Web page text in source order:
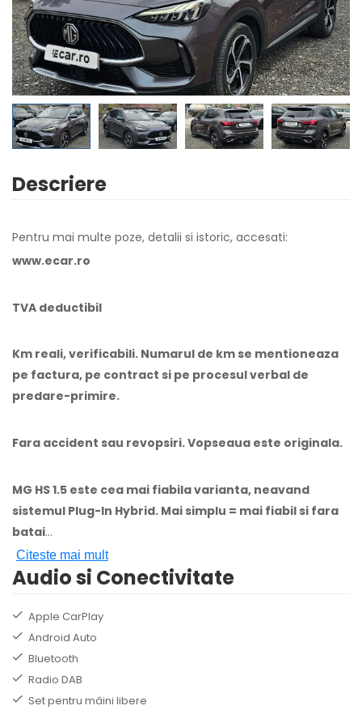
Descriere
Pentru mai multe poze, detalii si istoric, accesati:
www.ecar.ro
TVA deductibil
Km reali, verificabili. Numarul de km se mentioneaza
pe factura, pe contract si pe procesul verbal de
predare-primire.
Fara accident sau revopsiri. Vopseaua este originala.
MG HS 1.5 este cea mai fiabila varianta, neavand
sistemul Plug-In Hybrid. Mai simplu = mai fiabil si fara
batai...
Citeste mai mult
Audio si Conectivitate
Apple CarPlay
Android Auto
Bluetooth
Radio DAB
Set pentru mâini libere